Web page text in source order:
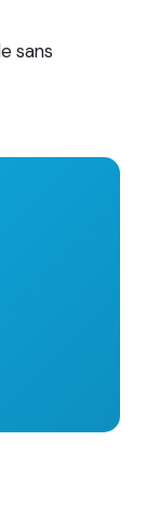
sans